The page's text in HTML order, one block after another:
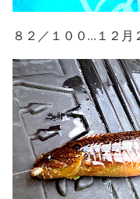
８２／１００…１２月